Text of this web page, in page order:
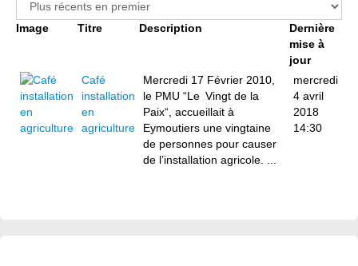
Image Titre Description
Dernière
mise à
jour
Café
installation
en
agriculture
Mercredi 17 Février 2010,
le PMU “Le Vingt de la
Paix“, accueillait à
Eymoutiers une vingtaine
de personnes pour causer
de l’installation agricole. ...
mercredi
4 avril
2018
14:30